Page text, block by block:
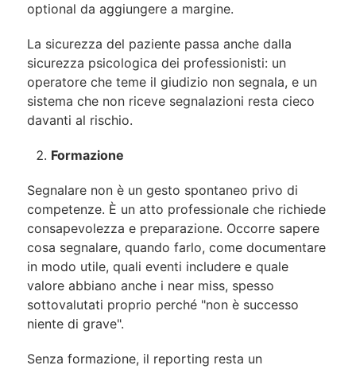
optional da aggiungere a margine.
La sicurezza del paziente passa anche dalla
sicurezza psicologica dei professionisti: un
operatore che teme il giudizio non segnala, e un
sistema che non riceve segnalazioni resta cieco
davanti al rischio.
Formazione
Segnalare non è un gesto spontaneo privo di
competenze. È un atto professionale che richiede
consapevolezza e preparazione. Occorre sapere
cosa segnalare, quando farlo, come documentare
in modo utile, quali eventi includere e quale
valore abbiano anche i near miss, spesso
sottovalutati proprio perché "non è successo
niente di grave".
Senza formazione, il reporting resta un